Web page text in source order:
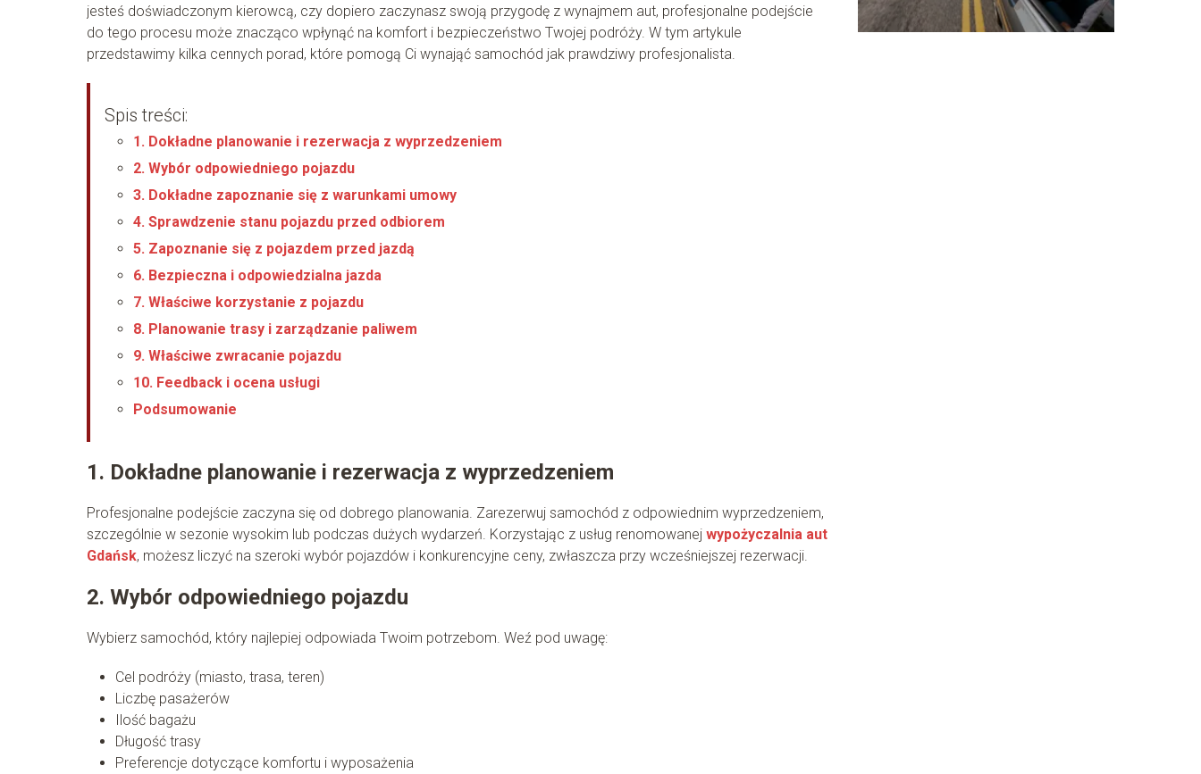
jesteś doświadczonym kierowcą, czy dopiero zaczynasz swoją przygodę z wynajmem aut, profesjonalne podejście
do tego procesu może znacząco wpłynąć na komfort i bezpieczeństwo Twojej podróży. W tym artykule
przedstawimy kilka cennych porad, które pomogą Ci wynająć samochód jak prawdziwy profesjonalista.
Spis treści:
1. Dokładne planowanie i rezerwacja z wyprzedzeniem
2. Wybór odpowiedniego pojazdu
3. Dokładne zapoznanie się z warunkami umowy
4. Sprawdzenie stanu pojazdu przed odbiorem
5. Zapoznanie się z pojazdem przed jazdą
6. Bezpieczna i odpowiedzialna jazda
7. Właściwe korzystanie z pojazdu
8. Planowanie trasy i zarządzanie paliwem
9. Właściwe zwracanie pojazdu
10. Feedback i ocena usługi
Podsumowanie
1. Dokładne planowanie i rezerwacja z wyprzedzeniem
Profesjonalne podejście zaczyna się od dobrego planowania. Zarezerwuj samochód z odpowiednim wyprzedzeniem,
szczególnie w sezonie wysokim lub podczas dużych wydarzeń. Korzystając z usług renomowanej wypożyczalnia aut
Gdańsk, możesz liczyć na szeroki wybór pojazdów i konkurencyjne ceny, zwłaszcza przy wcześniejszej rezerwacji.
2. Wybór odpowiedniego pojazdu
Wybierz samochód, który najlepiej odpowiada Twoim potrzebom. Weź pod uwagę:
Cel podróży (miasto, trasa, teren)
Liczbę pasażerów
Ilość bagażu
Długość trasy
Preferencje dotyczące komfortu i wyposażenia